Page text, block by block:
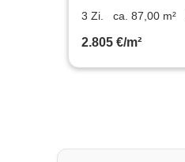
in BOT-
3 Zi. ca. 87,00 m²
2.805 €/m²